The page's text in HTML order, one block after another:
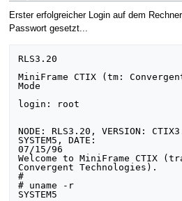
Erster erfolgreicher Login auf dem
Passwort gesetzt...
RLS3.20
MiniFrame CTIX (tm:
Mode
login: root
NODE: RLS3.20, VERSION:
SYSTEM5, DATE:
07/15/96
Welcome to MiniFrame CTIX
Convergent Technologies).
#
# uname -r
SYSTEM5